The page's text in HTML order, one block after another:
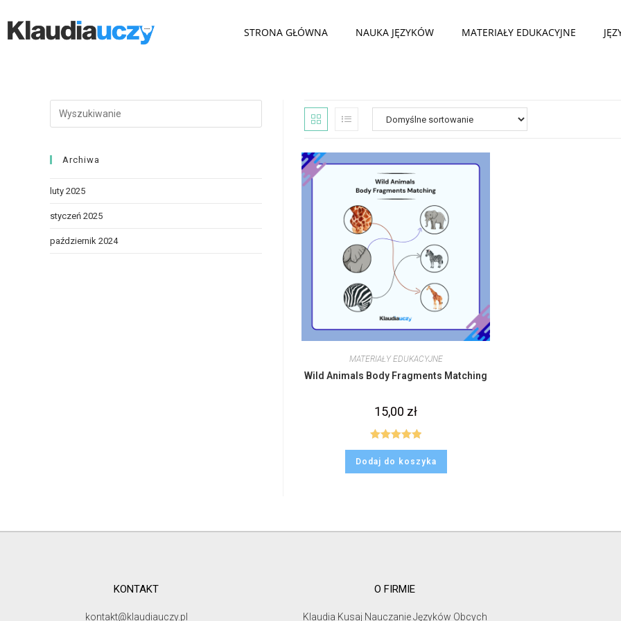
STRONA GŁÓWNA NAUKA JĘZYKÓW MATERIAŁY EDUKACYJNE
MATERIAŁY EDUKACYJNE
Wild Animals Body Fragments Matching
15,00 zł
Oceniono
5.00 na 5
Dodaj do koszyka
Archiwa
luty 2025
styczeń 2025
październik 2024
KONTAKT
kontakt@klaudiauczy.pl
O FIRMIE
Klaudia Kusaj Nauczanie Języków Obcych